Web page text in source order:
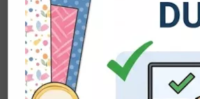
et du
précises
Si vous
de la